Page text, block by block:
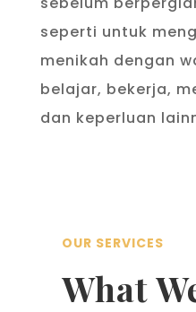
seperti untuk
menikah dengan
belajar, bekerja,
dan keperluan
OUR SERVICES
What